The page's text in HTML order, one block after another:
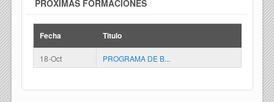
PRÓXIMAS FORMACIONES
Fecha Titulo
18-Oct PROGRAMA DE B...